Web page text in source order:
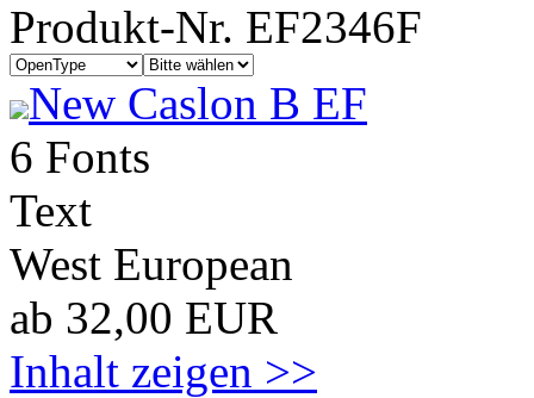
Produkt-Nr. EF2346F
New Caslon B EF
6 Fonts
Text
West European
ab 32,00 EUR
Inhalt zeigen >>